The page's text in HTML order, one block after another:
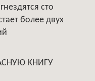
сто
более двух
КНИГУ